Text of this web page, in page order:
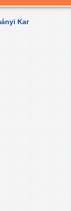
Kar